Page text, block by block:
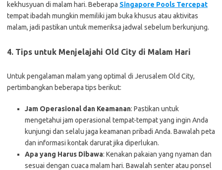
kekhusyuan di malam hari. Beberapa Singapore Pools Tercepat
tempat ibadah mungkin memiliki jam buka khusus atau aktivitas
malam, jadi pastikan untuk memeriksa jadwal sebelum berkunjung.
4. Tips untuk Menjelajahi Old City di Malam Hari
Untuk pengalaman malam yang optimal di Jerusalem Old City,
pertimbangkan beberapa tips berikut:
Jam Operasional dan Keamanan: Pastikan untuk
mengetahui jam operasional tempat-tempat yang ingin Anda
kunjungi dan selalu jaga keamanan pribadi Anda. Bawalah peta
dan informasi kontak darurat jika diperlukan.
Apa yang Harus Dibawa: Kenakan pakaian yang nyaman dan
sesuai dengan cuaca malam hari. Bawalah senter atau ponsel